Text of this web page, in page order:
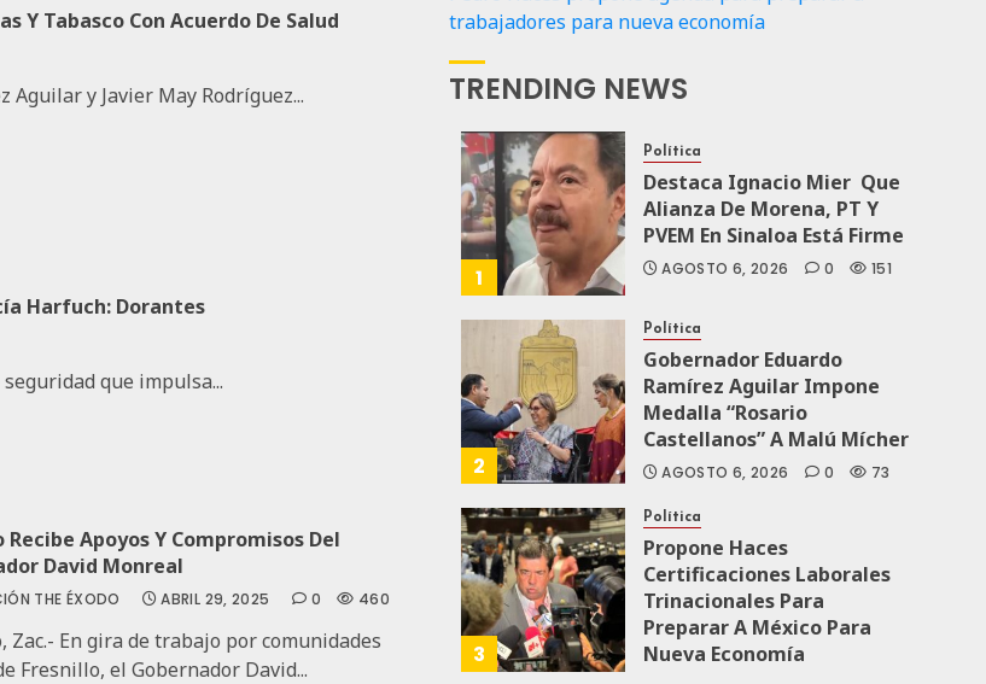
Y Tabasco Con Acuerdo De Salud
y Javier May Rodríguez...
Harfuch: Dorantes
que impulsa...
Recibe Apoyos Y Compromisos Del
David Monreal
THE ÉXODO ABRIL 29, 2025 0 460
Zac.- En gira de trabajo por comunidades
Fresnillo, el Gobernador David...
trabajadores para nueva economía
TRENDING NEWS
1
Política
Destaca Ignacio Mier Que
Alianza De Morena, PT Y
PVEM En Sinaloa Está Firme
AGOSTO 6, 2026 0 151
2
Política
Gobernador Eduardo
Ramírez Aguilar Impone
Medalla “Rosario
Castellanos” A Malú Mícher
AGOSTO 6, 2026 0 73
3
Política
Propone Haces
Certificaciones Laborales
Trinacionales Para
Preparar A México Para
Nueva Economía